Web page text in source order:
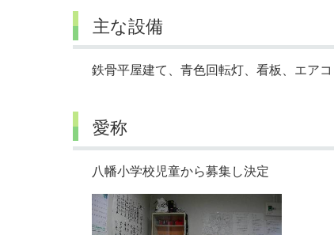
主な設備
鉄骨平屋建て、青色回転灯、看板、エアコ
愛称
八幡小学校児童から募集し決定